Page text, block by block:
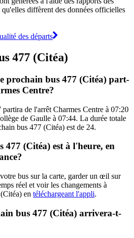
qu'elles diffèrent des données officielles
des départs
477 (Citéa)
prochain bus 477 (Citéa) part-
Centre?
de l'arrêt Charmes Centre à 07:20
de Gaulle à 07:44. La durée totale
bus 477 (Citéa) est de 24.
477 (Citéa) est à l'heure, en
bus sur la carte, garder un œil sur
réel et voir les changements à
en téléchargeant l'appli.
bus 477 (Citéa) arrivera-t-